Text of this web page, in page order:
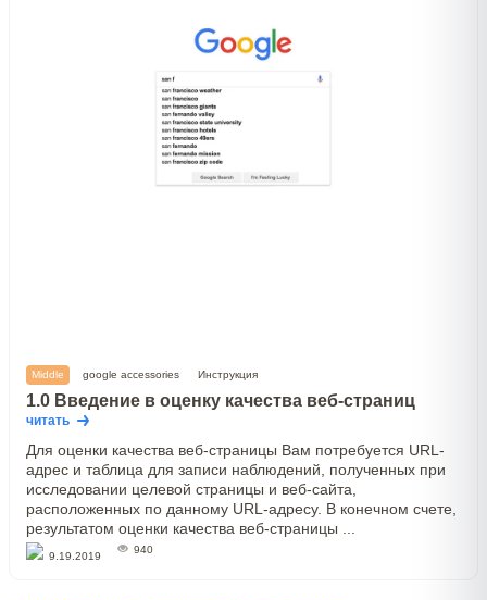
Middle google accessories Инструкция
1.0 Введение в оценку качества веб-страниц
читать
Для оценки качества веб-страницы Вам потребуется URL-
адрес и таблица для записи наблюдений, полученных при
исследовании целевой страницы и веб-сайта,
расположенных по данному URL-адресу. В конечном счете,
результатом оценки качества веб-страницы ...
9.19.2019
940